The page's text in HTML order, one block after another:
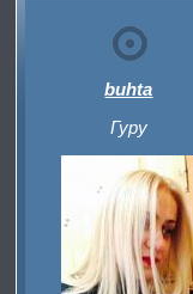
buhta
Гуру